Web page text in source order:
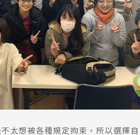
太想被各種規定拘束，所以選擇